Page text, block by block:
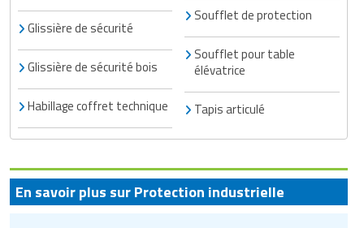
Glissière de sécurité
Glissière de sécurité bois
Habillage coffret technique
Soufflet de protection
Soufflet pour table
élévatrice
Tapis articulé
En savoir plus sur Protection industrielle